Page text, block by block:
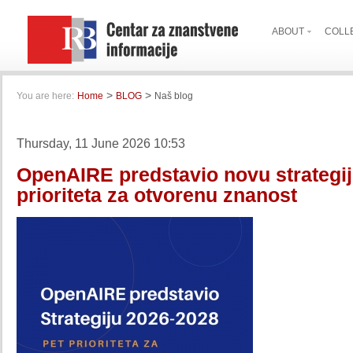
ABOUT
You are here: Home > BLOG > Naš blog
Thursday, 11 June 2026 10:53
OpenAIRE predstavio novu
prioriteta za otvorenu znanost